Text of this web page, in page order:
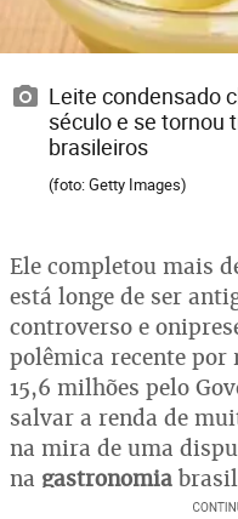
Leite condensado
século e se tornou
brasileiros
(foto: Getty Images)
Ele completou mais
está longe de ser
controverso e
polêmica recente por
15,6 milhões pelo
salvar a renda de
na mira de uma
na gastronomia